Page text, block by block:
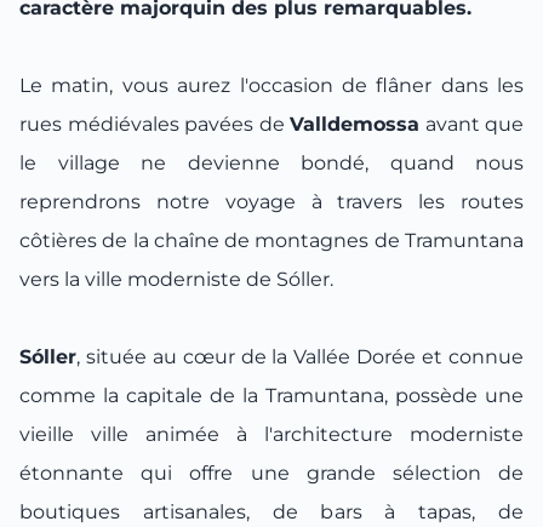
caractère majorquin des plus remarquables.
Le matin, vous aurez l'occasion de flâner dans les
rues médiévales pavées de Valldemossa avant que
le village ne devienne bondé, quand nous
reprendrons notre voyage à travers les routes
côtières de la chaîne de montagnes de Tramuntana
vers la ville moderniste de Sóller.
Sóller, située au cœur de la Vallée Dorée et connue
comme la capitale de la Tramuntana, possède une
vieille ville animée à l'architecture moderniste
étonnante qui offre une grande sélection de
boutiques artisanales, de bars à tapas, de